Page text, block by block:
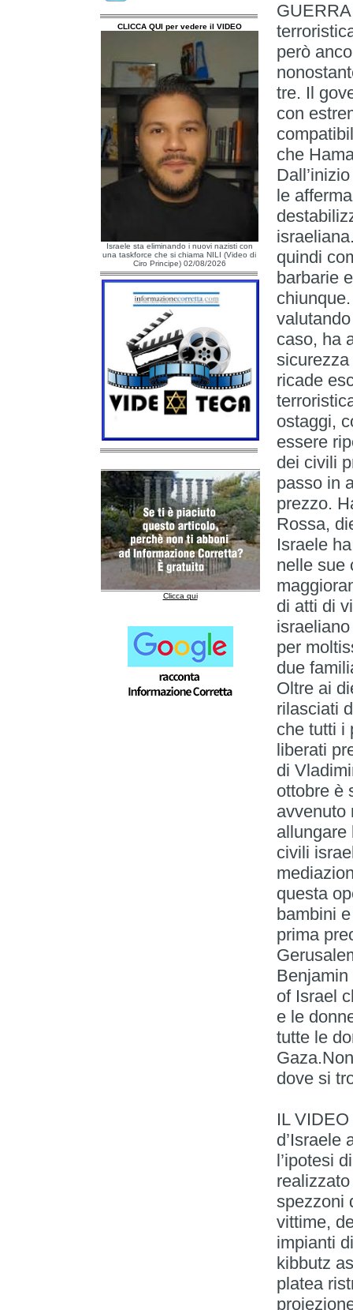
CLICCA QUI per vedere il VIDEO
Israele sta eliminando i nuovi nazisti con
una taskforce che si chiama NILI (Video di
Ciro Principe) 02/08/2026
Clicca qui
però
tre. Il
con
che
le
quindi
barbarie
caso, ha
ricade
ostaggi,
essere
dei civili
passo in
prezzo.
Rossa,
Israele
nelle sue
di atti di
per
due
Oltre ai
rilasciati
che tutti i
liberati
di
ottobre è
avvenuto
allungare
civili
questa
bambini
prima
of Israel
e le
tutte le
dove si
IL
d’Israele
l’ipotesi
spezzoni
vittime,
impianti
kibbutz
platea